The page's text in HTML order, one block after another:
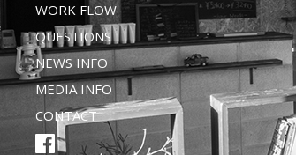
WORK FLOW
QUESTIONS
NEWS INFO
MEDIA INFO
CONTACT